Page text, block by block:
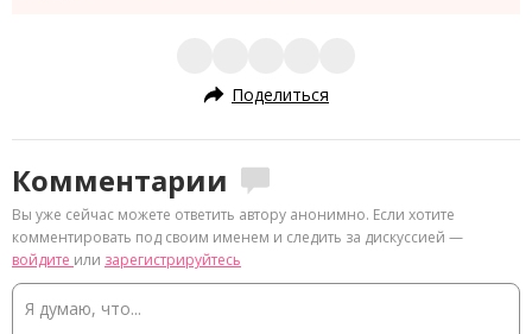
Поделиться
Комментарии
Вы уже сейчас можете ответить автору анонимно. Если хотите
комментировать под своим именем и следить за дискуссией —
войдите или зарегистрируйтесь